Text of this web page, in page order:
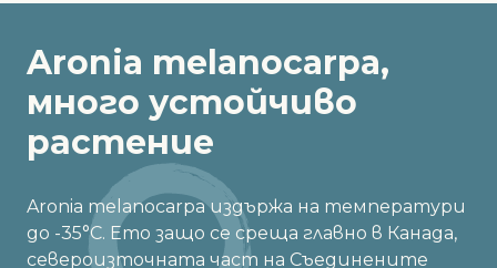
Aronia melanocarpa,
много устойчиво
растение
Aronia melanocarpa издържа на температури
до -35°C. Ето защо се среща главно в Канада,
североизточната част на Съединените